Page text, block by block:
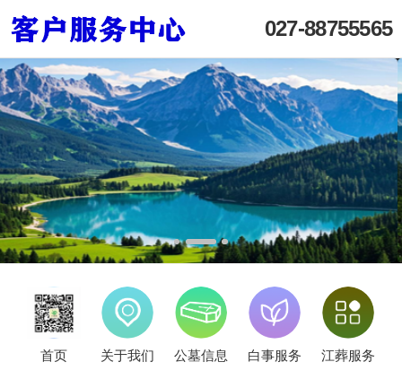
027-88755565
首页 关于我们 公墓信息 白事服务 江葬服务